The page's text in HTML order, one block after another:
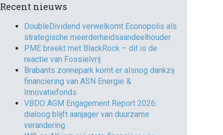
Recent nieuws
DoubleDividend verwelkomt Econopolis als
strategische meerderheidsaandeelhouder
PME breekt met BlackRock – dit is de
reactie van Fossielvrij
Brabants zonnepark komt er alsnog dankzij
financiering van ASN Energie &
Innovatiefonds
VBDO AGM Engagement Report 2026:
dialoog blijft aanjager van duurzame
verandering